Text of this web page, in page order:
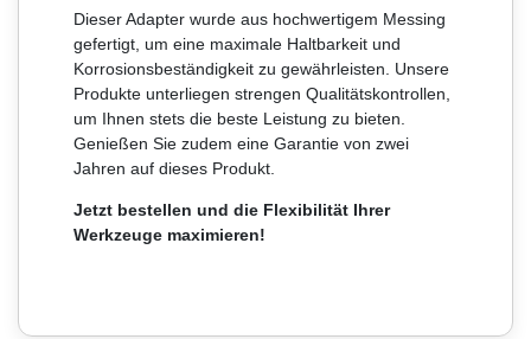
Dieser Adapter wurde aus hochwertigem Messing
gefertigt, um eine maximale Haltbarkeit und
Korrosionsbeständigkeit zu gewährleisten. Unsere
Produkte unterliegen strengen Qualitätskontrollen,
um Ihnen stets die beste Leistung zu bieten.
Genießen Sie zudem eine Garantie von zwei
Jahren auf dieses Produkt.
Jetzt bestellen und die Flexibilität Ihrer
Werkzeuge maximieren!